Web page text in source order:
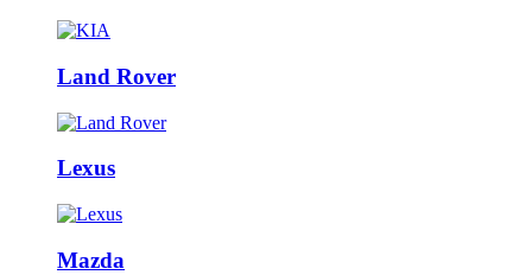
Land Rover
Lexus
Mazda